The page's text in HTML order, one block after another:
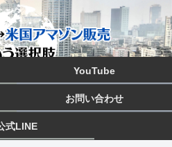
YouTube
お問い合わせ
式LINE